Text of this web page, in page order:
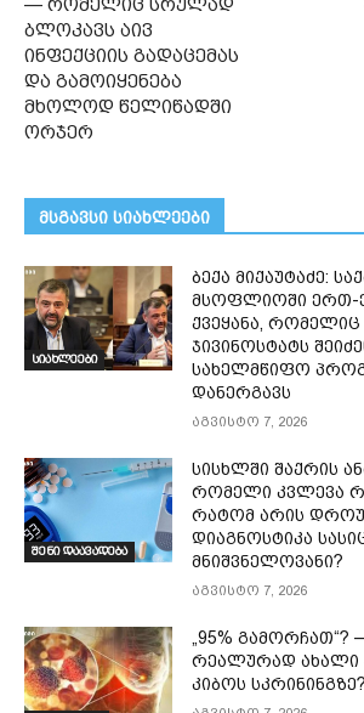
— რომელიც სრულად
ბლოკავს აივ
ინფექციის გადაცემას
და გამოიყენება
მხოლოდ წელიწადში
ორჯერ
მსგავსი სიახლეები
სიახლეები
ბექა მიქაუტაძე:
მსოფლიოში ერთ-
ქვეყანა, რომელიც
ჯივინოსტატს
სახელმწიფო
დანერგავს
აგვისტო 7, 2026
შენი დაავადება
სისხლში შაქრის
რომელი კვლევა
რატომ არის
დიაგნოსტიკა
მნიშვნელოვანი?
აგვისტო 7, 2026
„95% გამორჩათ“?
რეალურად ახალი
კიბოს სკრინინგზე?